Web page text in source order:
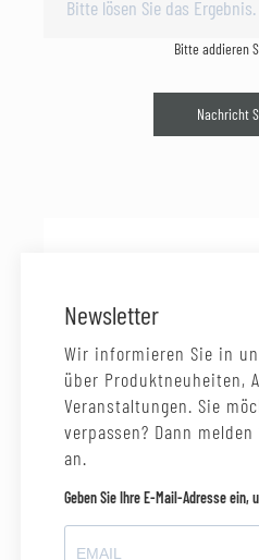
Bitte addieren
Nachricht
Newsletter
Wir informieren Sie in
über Produktneuheiten,
Veranstaltungen. Sie
verpassen? Dann
an.
Geben Sie Ihre E-Mail-Adresse ein,